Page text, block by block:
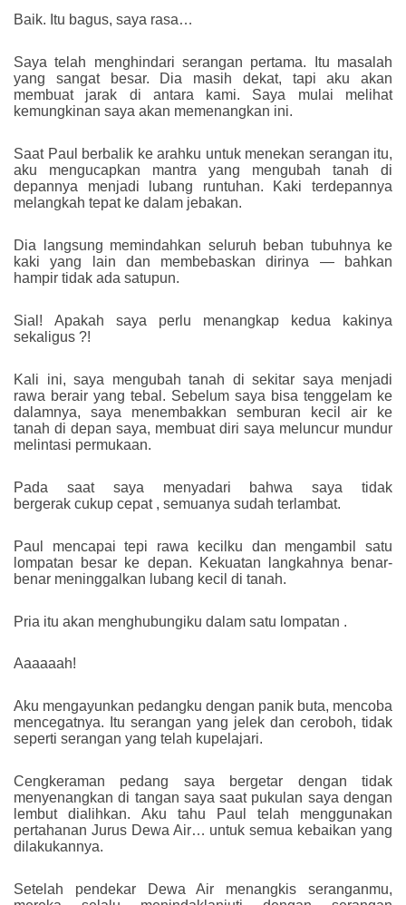
Baik. Itu bagus, saya rasa…
Saya telah menghindari serangan pertama. Itu masalah
yang sangat besar. Dia masih dekat, tapi aku akan
membuat jarak di antara kami. Saya mulai melihat
kemungkinan saya akan memenangkan ini.
Saat Paul berbalik ke arahku untuk menekan serangan itu,
aku mengucapkan mantra yang mengubah tanah di
depannya menjadi lubang runtuhan. Kaki terdepannya
melangkah tepat ke dalam jebakan.
Dia langsung memindahkan seluruh beban tubuhnya ke
kaki yang lain dan membebaskan dirinya — bahkan
hampir tidak ada satupun.
Sial! Apakah saya perlu menangkap kedua kakinya
sekaligus ?!
Kali ini, saya mengubah tanah di sekitar saya menjadi
rawa berair yang tebal. Sebelum saya bisa tenggelam ke
dalamnya, saya menembakkan semburan kecil air ke
tanah di depan saya, membuat diri saya meluncur mundur
melintasi permukaan.
Pada saat saya menyadari bahwa saya tidak
bergerak cukup cepat , semuanya sudah terlambat.
Paul mencapai tepi rawa kecilku dan mengambil satu
lompatan besar ke depan. Kekuatan langkahnya benar-
benar meninggalkan lubang kecil di tanah.
Pria itu akan menghubungiku dalam satu lompatan .
Aaaaaah!
Aku mengayunkan pedangku dengan panik buta, mencoba
mencegatnya. Itu serangan yang jelek dan ceroboh, tidak
seperti serangan yang telah kupelajari.
Cengkeraman pedang saya bergetar dengan tidak
menyenangkan di tangan saya saat pukulan saya dengan
lembut dialihkan. Aku tahu Paul telah menggunakan
pertahanan Jurus Dewa Air… untuk semua kebaikan yang
dilakukannya.
Setelah pendekar Dewa Air menangkis seranganmu,